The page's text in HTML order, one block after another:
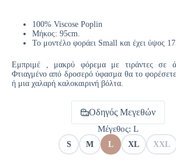
100% Viscose Poplin
Μήκος: 95cm.
Το μοντέλο φοράει Small και έχει ύψος
Εμπριμέ , μακρύ φόρεμα με τιράντες σε
Φτιαγμένο από δροσερό ύφασμα θα το
ή μια χαλαρή καλοκαιρινή βόλτα.
Οδηγός Μεγεθών
Μέγεθος: L
S M L XL XXL